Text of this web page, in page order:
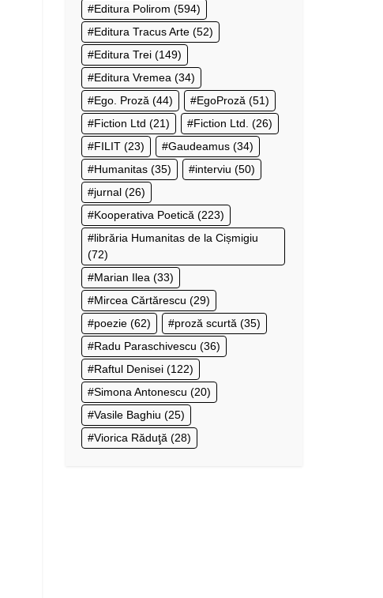
Editura Polirom (594)
Editura Tracus Arte (52)
Editura Trei (149)
Editura Vremea (34)
Ego. Proză (44) EgoProză (51)
Fiction Ltd (21) Fiction Ltd. (26)
FILIT (23) Gaudeamus (34)
Humanitas (35) interviu (50)
jurnal (26)
Kooperativa Poetică (223)
librăria Humanitas de la Cișmigiu
(72)
Marian Ilea (33)
Mircea Cărtărescu (29)
poezie (62) proză scurtă (35)
Radu Paraschivescu (36)
Raftul Denisei (122)
Simona Antonescu (20)
Vasile Baghiu (25)
Viorica Răduţă (28)